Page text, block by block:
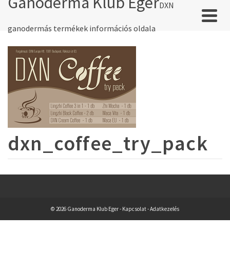
DXN
ganodermás termékek információs oldala
dxn_coffee_try_pack
© 2026 Ganoderma Klub Eger - Kapcsolat-Adatkezelés